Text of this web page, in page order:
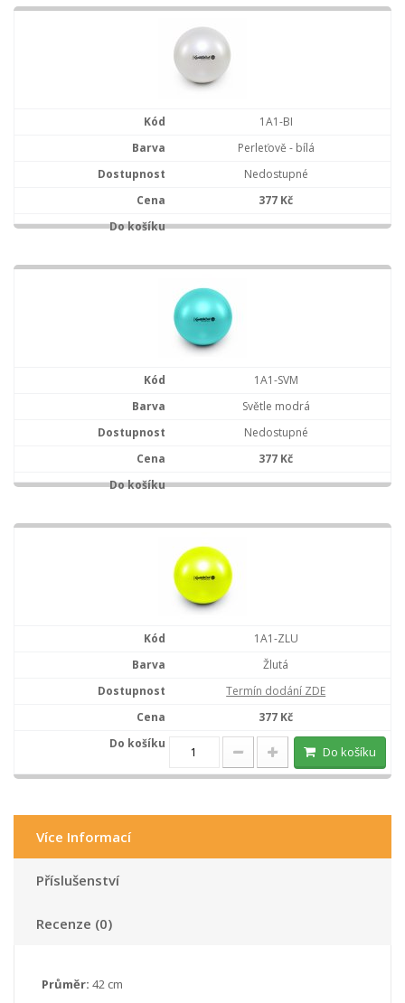
1A1-BI
Perleťově - bílá
Nedostupné
377 Kč
1A1-SVM
Světle modrá
Nedostupné
377 Kč
1A1-ZLU
Žlutá
Termín dodání ZDE
377 Kč
Do košíku
Více Informací
Příslušenství
Recenze (0)
Průměr: 42 cm